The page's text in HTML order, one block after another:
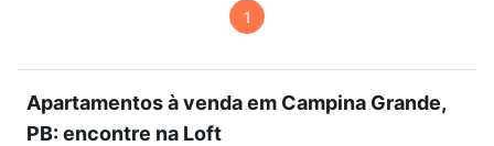
1
Apartamentos à venda em Campina Grande,
PB: encontre na Loft